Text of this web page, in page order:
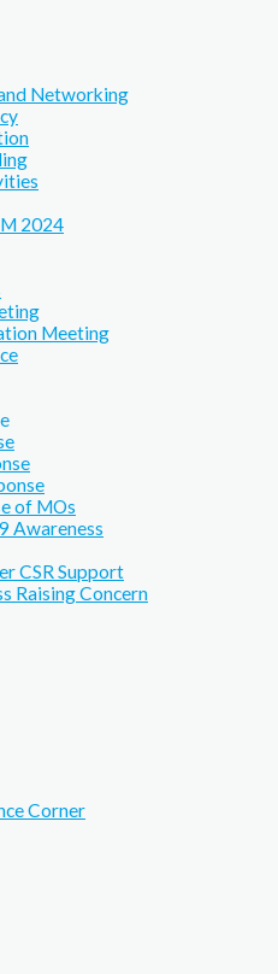
Networking
2024
Meeting
of MOs
Awareness
CSR Support
Raising Concern
Corner